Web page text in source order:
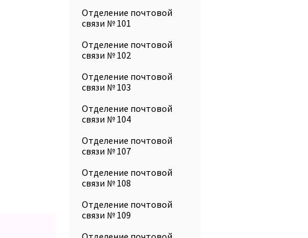
Отделение почтовой
связи № 101
Отделение почтовой
связи № 102
Отделение почтовой
связи № 103
Отделение почтовой
связи № 104
Отделение почтовой
связи № 107
Отделение почтовой
связи № 108
Отделение почтовой
связи № 109